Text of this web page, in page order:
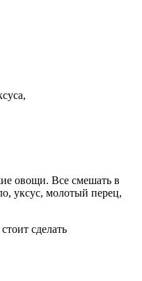
овощи. Все смешать в
уксус, молотый перец,